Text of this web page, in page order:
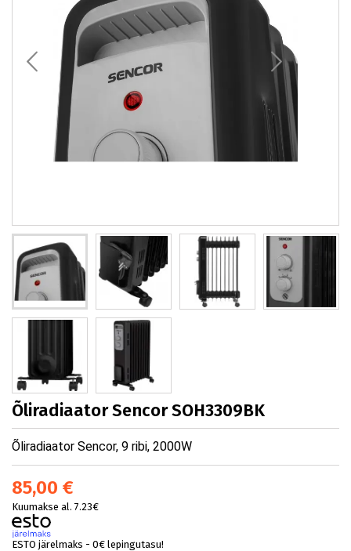
Õliradiaator Sencor SOH3309BK
Õliradiaator Sencor, 9 ribi, 2000W
85,00 €
Kuumakse al. 7.23€
ESTO järelmaks - 0€ lepingutasu!